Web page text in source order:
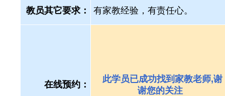
教员其它要求： 有家教经验，有责任心。
在线预约：
此学员已成功找到家教老师,谢
谢您的关注